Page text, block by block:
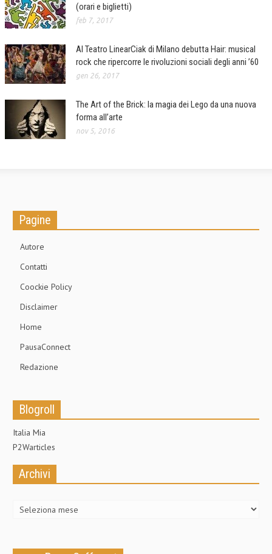
(orari e biglietti)
feb 7, 2017
Al Teatro LinearCiak di Milano debutta Hair: musical
rock che ripercorre le rivoluzioni sociali degli anni ’60
gen 26, 2017
The Art of the Brick: la magia dei Lego da una nuova
forma all’arte
nov 5, 2016
Pagine
Autore
Contatti
Coockie Policy
Disclaimer
Home
PausaConnect
Redazione
Blogroll
Italia Mia
P2Warticles
Archivi